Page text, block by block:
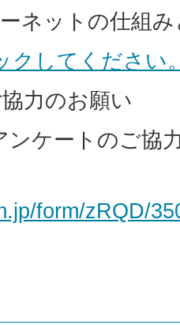
ネットの仕組
クしてください
力のお願い
ンケートのご協
form/zRQD/